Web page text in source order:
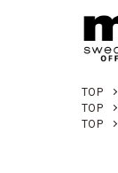
TOP
TOP
TOP